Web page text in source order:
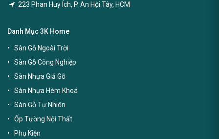
223 Phan Huy Ích, P. An Hội Tây, HCM
Danh Mục 3K Home
Sàn Gỗ Ngoài Trời
Sàn Gỗ Công Nghiệp
Sàn Nhựa Giả Gỗ
Sàn Nhựa Hèm Khoá
Sàn Gỗ Tự Nhiên
Ốp Tường Nội Thất
Phụ Kiện